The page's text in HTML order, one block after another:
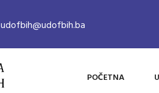
udofbih@udofbih.ba
POČETNA